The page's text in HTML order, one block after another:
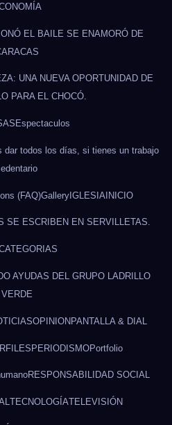
EL BAILE SE ENAMORÓ DE
UNA NUEVA OPORTUNIDAD DE
PARA EL CHOCÓ.
Espectaculos
dar todos los días, si tienes un trabajo
(FAQ)GalleryIGLESIAINICIO
SE ESCRIBEN EN SERVILLETAS.
AYUDAS DEL GRUPO LADRILLO
VERDE
OPINION PANTALLA & DIAL
PERIODISMOPortfolio
RESPONSABILIDAD SOCIAL
TECNOLOGÍATELEVISIÓN